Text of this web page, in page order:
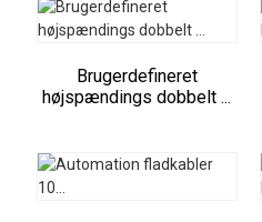
Brugerdefineret
højspændings dobbelt ...